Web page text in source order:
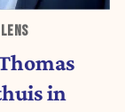
in